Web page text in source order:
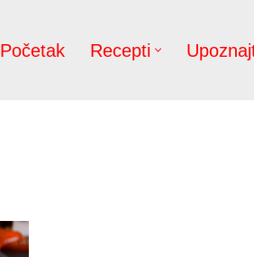
Početak Recepti